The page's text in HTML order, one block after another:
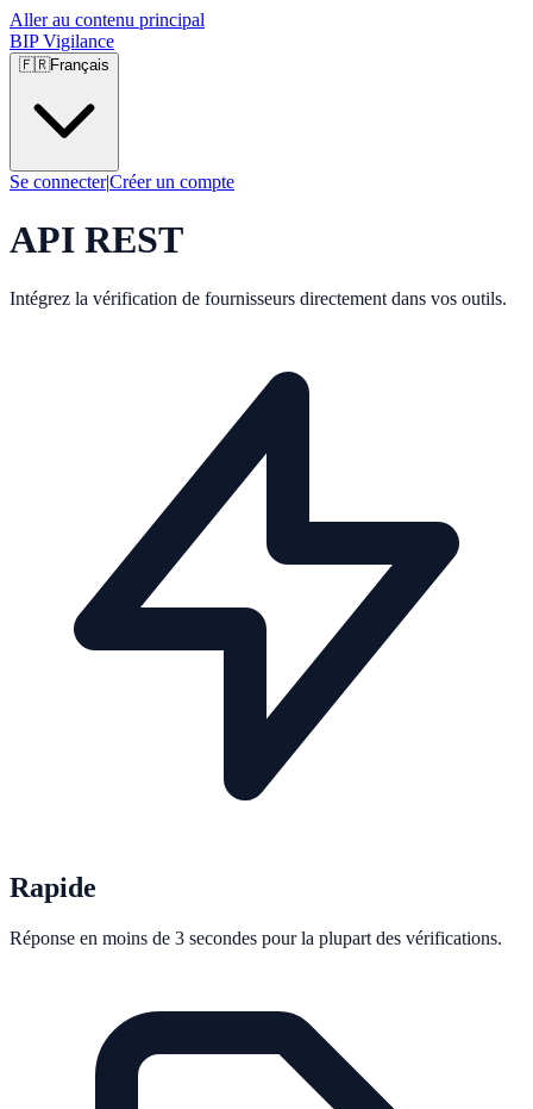
Aller au contenu principal
BIP Vigilance
🇫🇷Français
Se connecter|Créer un compte
API REST
Intégrez la vérification de fournisseurs directement dans vos outils.
Rapide
Réponse en moins de 3 secondes pour la plupart des vérifications.